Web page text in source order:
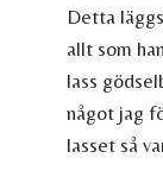
Detta
allt som
lass
något jag
lasset så